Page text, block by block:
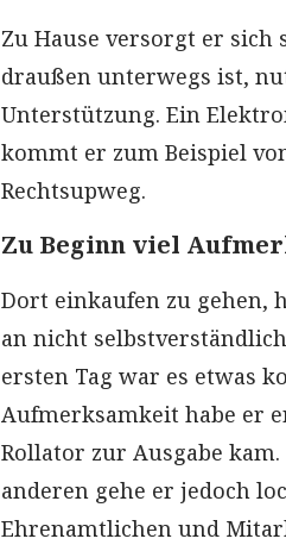
Zu Hause versorgt er sich
draußen unterwegs ist,
Unterstützung. Ein
kommt er zum Beispiel
Rechtsupweg.
Zu Beginn viel
Dort einkaufen zu gehen,
an nicht
ersten Tag war es etwas
Aufmerksamkeit habe er
Rollator zur Ausgabe
anderen gehe er jedoch
Ehrenamtlichen und